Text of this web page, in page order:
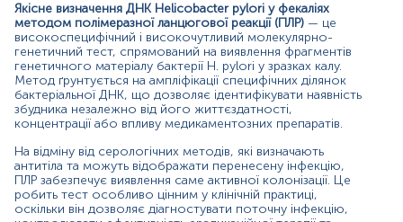
Показання до призначення аналізу
Тривалий або рецидивуючий біль в епігастрії.
Симптоми, що вказують на гастрит або
виразкову хворобу.
Нудота, раннє насичення, здуття живота.
Сімейний анамнез раку шлунка або MALT-
лімфоми.
Наявність протипоказань до ендоскопії або
відмова від інвазивних методів.
Оцінка шлунково-кишкових симптомів у дітей.
Якісне визначення ДНК Helicobacter pylori у фекаліях
методом полімеразної ланцюгової реакції (ПЛР) — це
високоспецифічний і високочутливий молекулярно-
генетичний тест, спрямований на виявлення фрагментів
генетичного матеріалу бактерії H. pylori у зразках калу.
Метод ґрунтується на ампліфікації специфічних ділянок
бактеріальної ДНК, що дозволяє ідентифікувати наявність
збудника незалежно від його життєздатності,
концентрації або впливу медикаментозних препаратів.
На відміну від серологічних методів, які визначають
антитіла та можуть відображати перенесену інфекцію,
ПЛР забезпечує виявлення саме активної колонізації. Це
робить тест особливо цінним у клінічній практиці,
оскільки він дозволяє діагностувати поточну інфекцію,